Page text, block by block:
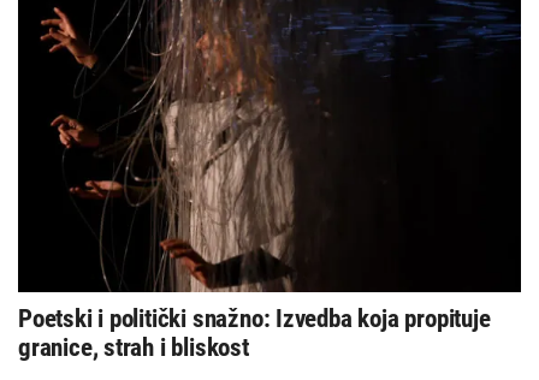
Poetski i politički snažno: Izvedba koja propituje
granice, strah i bliskost